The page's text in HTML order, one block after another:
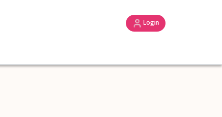
Login